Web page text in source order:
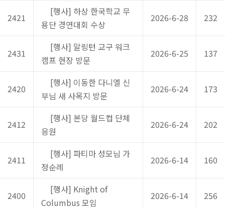
2421
[행사] 하상 한국학교 무
용단 경연대회 수상
2026-6-28 232
2431
[행사] 알링턴 교구 워크
캠프 현장 방문
2026-6-25 137
2420
[행사] 이동한 다니엘 신
부님 새 사목지 방문
2026-6-24 173
2412
[행사] 본당 월드컵 단체
응원
2026-6-24 202
2411
[행사] 파티마 성모님 가
정순례
2026-6-14 160
2400
[행사] Knight of
Columbus 모임
2026-6-14 256